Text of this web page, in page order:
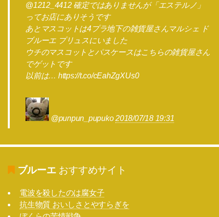
@1212_4412 確定ではありませんが「エステルノ」
ってお店にありそうです
あとマスコットは4プラ地下の雑貨屋さんマルシェ ド
ブルーエ プリュスにいました
ウチのマスコットとパスケースはこちらの雑貨屋さん
でゲットです
以前は… https://t.co/cEahZgXUs0
@punpun_pupuko2018/07/18 19:31
ブルーエおすすめサイト
電波を殺したのは腐女子
抗生物質 おいしさとやすらぎを